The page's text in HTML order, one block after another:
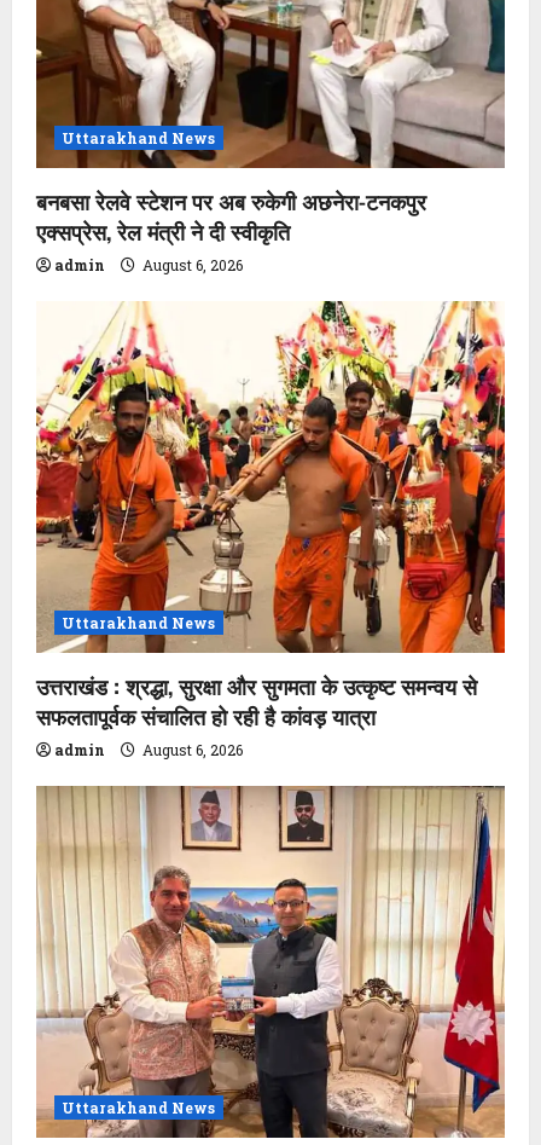
Uttarakhand News
बनबसा रेलवे स्टेशन पर अब रुकेगी अछनेरा-टनकपुर
एक्सप्रेस, रेल मंत्री ने दी स्वीकृति
admin August 6, 2026
Uttarakhand News
उत्तराखंड : श्रद्धा, सुरक्षा और सुगमता के उत्कृष्ट समन्वय से
सफलतापूर्वक संचालित हो रही है कांवड़ यात्रा
admin August 6, 2026
Uttarakhand News